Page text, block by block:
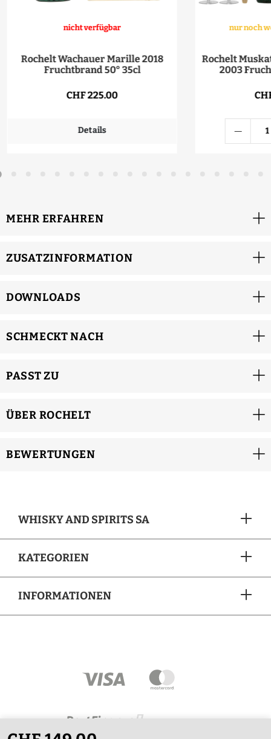
nicht verfügbar
Rochelt Wachauer Marille 2018
Fruchtbrand 50° 35cl
CHF 225.00
Details
nur noch
Rochelt
2003
MEHR ERFAHREN
ZUSATZINFORMATION
DOWNLOADS
SCHMECKT NACH
PASST ZU
ÜBER ROCHELT
BEWERTUNGEN
WHISKY AND SPIRITS SA
KATEGORIEN
INFORMATIONEN